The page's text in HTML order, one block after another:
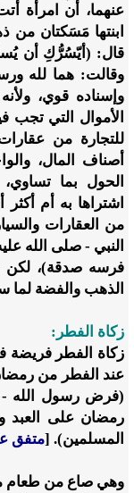
عنهما، أن امرأة
ابنتها مَسَكتان من
قال: (أيّسُرُّكِ أن
وقالت: هما لله
وإسناده قوي،
الأموال التي تجب
للتجارة من
أصناف المال،
الحول بما
اشتراها به أم
من العقارات
النبي - صلى الله
فرسه صدقة)، لكن
الذهب والفضة لما
زكاة الفطر:
زكاة الفطر فريضة
عند الفطر من
(فرض رسول الله -
رمضان على العبد
المسلمين). [متفق
وهي صاع من طعام